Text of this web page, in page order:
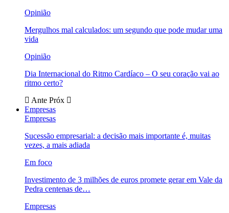
Opinião
Mergulhos mal calculados: um segundo que pode mudar uma
vida
Opinião
Dia Internacional do Ritmo Cardíaco – O seu coração vai ao
ritmo certo?
Ante Próx
Empresas
Empresas
Sucessão empresarial: a decisão mais importante é, muitas
vezes, a mais adiada
Em foco
Investimento de 3 milhões de euros promete gerar em Vale da
Pedra centenas de…
Empresas